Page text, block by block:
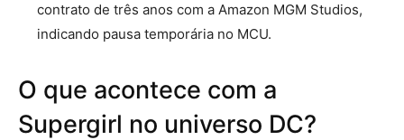
contrato de três anos com a Amazon MGM Studios,
indicando pausa temporária no MCU.
O que acontece com a
Supergirl no universo DC?